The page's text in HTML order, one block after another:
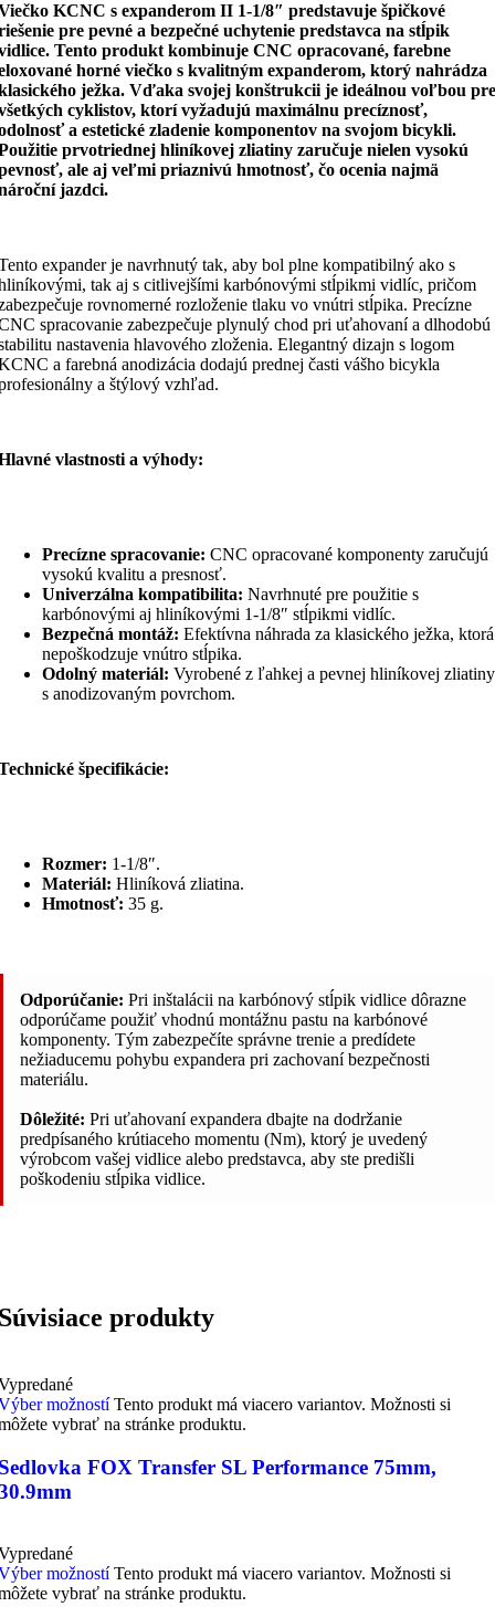
KCNC s expanderom II 1-1/8″ predstavuje špičkové
pre pevné a bezpečné uchytenie predstavca na stĺpik
Tento produkt kombinuje CNC opracované, farebne
horné viečko s kvalitným expanderom, ktorý nahrádza
ježka. Vďaka svojej konštrukcii je ideálnou voľbou pre
cyklistov, ktorí vyžadujú maximálnu precíznosť,
a estetické zladenie komponentov na svojom bicykli.
prvotriednej hliníkovej zliatiny zaručuje nielen vysokú
ale aj veľmi priaznivú hmotnosť, čo ocenia najmä
jazdci.
expander je navrhnutý tak, aby bol plne kompatibilný ako s
tak aj s citlivejšími karbónovými stĺpikmi vidlíc, pričom
rovnomerné rozloženie tlaku vo vnútri stĺpika. Precízne
spracovanie zabezpečuje plynulý chod pri uťahovaní a dlhodobú
nastavenia hlavového zloženia. Elegantný dizajn s logom
a farebná anodizácia dodajú prednej časti vášho bicykla
a štýlový vzhľad.
vlastnosti a výhody:
Precízne spracovanie: CNC opracované komponenty zaručujú
vysokú kvalitu a presnosť.
Univerzálna kompatibilita: Navrhnuté pre použitie s
karbónovými aj hliníkovými 1-1/8″ stĺpikmi vidlíc.
Bezpečná montáž: Efektívna náhrada za klasického ježka, ktorá
nepoškodzuje vnútro stĺpika.
Odolný materiál: Vyrobené z ľahkej a pevnej hliníkovej zliatiny
s anodizovaným povrchom.
špecifikácie:
Rozmer: 1-1/8″.
Materiál: Hliníková zliatina.
Hmotnosť: 35 g.
Odporúčanie: Pri inštalácii na karbónový stĺpik vidlice dôrazne
odporúčame použiť vhodnú montážnu pastu na karbónové
komponenty. Tým zabezpečíte správne trenie a predídete
nežiaducemu pohybu expandera pri zachovaní bezpečnosti
materiálu.
Dôležité: Pri uťahovaní expandera dbajte na dodržanie
predpísaného krútiaceho momentu (Nm), ktorý je uvedený
výrobcom vašej vidlice alebo predstavca, aby ste predišli
poškodeniu stĺpika vidlice.
produkty
možností Tento produkt má viacero variantov. Možnosti si
vybrať na stránke produktu.
FOX Transfer SL Performance 75mm,
možností Tento produkt má viacero variantov. Možnosti si
vybrať na stránke produktu.